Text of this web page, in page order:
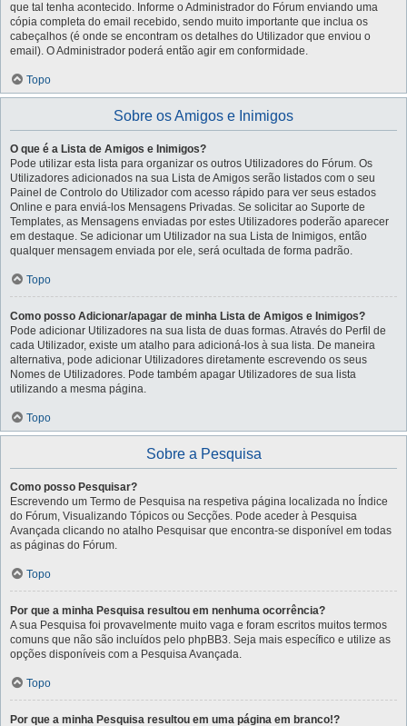
que tal tenha acontecido. Informe o Administrador do Fórum enviando uma
cópia completa do email recebido, sendo muito importante que inclua os
cabeçalhos (é onde se encontram os detalhes do Utilizador que enviou o
email). O Administrador poderá então agir em conformidade.
Topo
Sobre os Amigos e Inimigos
O que é a Lista de Amigos e Inimigos?
Pode utilizar esta lista para organizar os outros Utilizadores do Fórum. Os
Utilizadores adicionados na sua Lista de Amigos serão listados com o seu
Painel de Controlo do Utilizador com acesso rápido para ver seus estados
Online e para enviá-los Mensagens Privadas. Se solicitar ao Suporte de
Templates, as Mensagens enviadas por estes Utilizadores poderão aparecer
em destaque. Se adicionar um Utilizador na sua Lista de Inimigos, então
qualquer mensagem enviada por ele, será ocultada de forma padrão.
Topo
Como posso Adicionar/apagar de minha Lista de Amigos e Inimigos?
Pode adicionar Utilizadores na sua lista de duas formas. Através do Perfil de
cada Utilizador, existe um atalho para adicioná-los à sua lista. De maneira
alternativa, pode adicionar Utilizadores diretamente escrevendo os seus
Nomes de Utilizadores. Pode também apagar Utilizadores de sua lista
utilizando a mesma página.
Topo
Sobre a Pesquisa
Como posso Pesquisar?
Escrevendo um Termo de Pesquisa na respetiva página localizada no Índice
do Fórum, Visualizando Tópicos ou Secções. Pode aceder à Pesquisa
Avançada clicando no atalho Pesquisar que encontra-se disponível em todas
as páginas do Fórum.
Topo
Por que a minha Pesquisa resultou em nenhuma ocorrência?
A sua Pesquisa foi provavelmente muito vaga e foram escritos muitos termos
comuns que não são incluídos pelo phpBB3. Seja mais específico e utilize as
opções disponíveis com a Pesquisa Avançada.
Topo
Por que a minha Pesquisa resultou em uma página em branco!?